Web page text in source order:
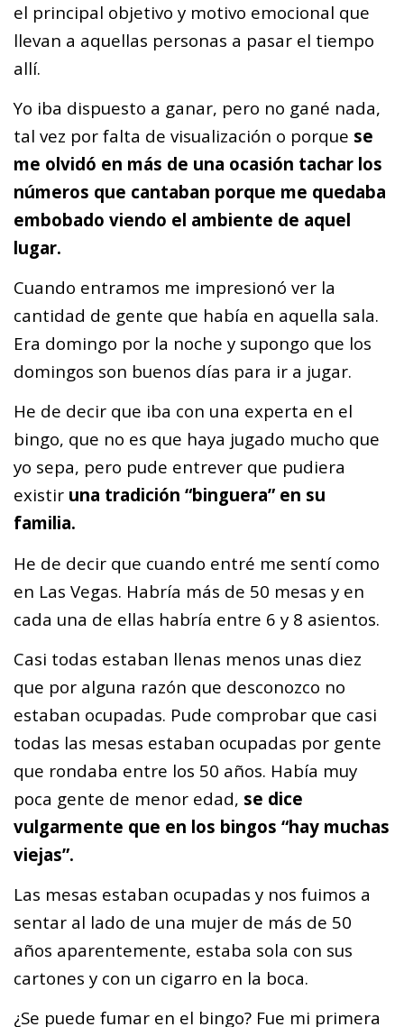
el principal objetivo y motivo emocional que
llevan a aquellas personas a pasar el tiempo
allí.
Yo iba dispuesto a ganar, pero no gané nada,
tal vez por falta de visualización o porque se
me olvidó en más de una ocasión tachar los
números que cantaban porque me quedaba
embobado viendo el ambiente de aquel
lugar.
Cuando entramos me impresionó ver la
cantidad de gente que había en aquella sala.
Era domingo por la noche y supongo que los
domingos son buenos días para ir a jugar.
He de decir que iba con una experta en el
bingo, que no es que haya jugado mucho que
yo sepa, pero pude entrever que pudiera
existir una tradición “binguera” en su
familia.
He de decir que cuando entré me sentí como
en Las Vegas. Habría más de 50 mesas y en
cada una de ellas habría entre 6 y 8 asientos.
Casi todas estaban llenas menos unas diez
que por alguna razón que desconozco no
estaban ocupadas. Pude comprobar que casi
todas las mesas estaban ocupadas por gente
que rondaba entre los 50 años. Había muy
poca gente de menor edad, se dice
vulgarmente que en los bingos “hay muchas
viejas”.
Las mesas estaban ocupadas y nos fuimos a
sentar al lado de una mujer de más de 50
años aparentemente, estaba sola con sus
cartones y con un cigarro en la boca.
¿Se puede fumar en el bingo? Fue mi primera